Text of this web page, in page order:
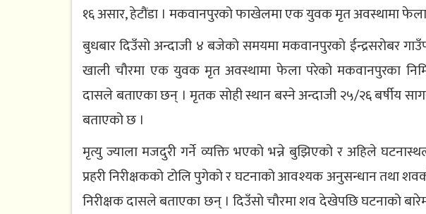
१६ असार, हेटौंडा । मकवानपुरको फाखेलमा एक युवक मृत अवस्थामा
बुधबार दिउँसो अन्दाजी ४ बजेको समयमा मकवानपुरको ईन्द्रसरोबर
खाली चौरमा एक युवक मृत अवस्थामा फेला परेको मकवानपुरका निमित्त
दासले बताएका छन् । मृतक सोही स्थान बस्ने अन्दाजी २५/२६ बर्षीय
बताएको छ ।
मृत्यु ज्याला मजदुरी गर्ने व्यक्ति भएको भन्ने बुझिएको र अहिले
प्रहरी निरीक्षकको टोलि पुगेको र घटनाको आवश्यक अनुसन्धान तथा
निरीक्षक दासले बताएका छन् । दिउँसो चौरमा शव देखेपछि घटनाको